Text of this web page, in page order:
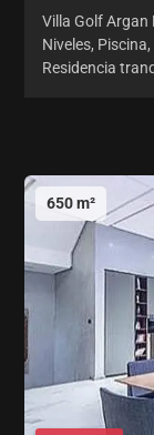
Villa Golf Argan
Niveles,
Residencia
650 m²